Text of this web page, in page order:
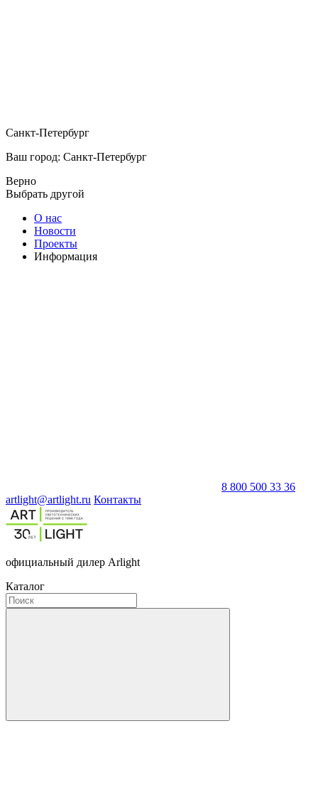
Санкт-Петербург
Ваш город: Санкт-Петербург
Верно
Выбрать другой
О нас
Новости
Проекты
Информация
8 800 500 33 36
artlight@artlight.ru Контакты
официальный дилер Arlight
Каталог